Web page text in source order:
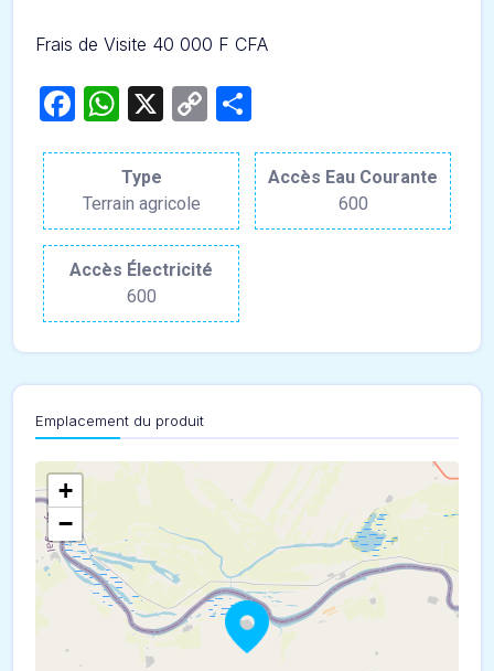
Frais de Visite 40 000 F CFA
Facebook
WhatsApp
X
Copy
Type
Terrain agricole
Accès Eau Courante
600
Accès Électricité
600
Emplacement du produit
+
−